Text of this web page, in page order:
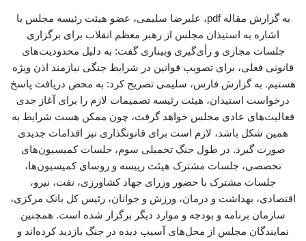
به گزارش مقاله pdf، علیرضا سلیمی، عضو هیئت رئیسه مجلس با
اشاره به استیذان مجلس از رهبر معظم انقلاب برای برگزاری
جلسات مجازی و رأی‌گیری وبیناری گفت: به دلیل محدودیت‌های
قانونی فعلی، برای تصویب قوانین در شرایط جنگی نیازمند اذن ویژه
هستیم. به گزارش فارس، سلیمی تصریح کرد: به محض دریافت پاسخ
درخواست استیذان، هیئت رئیسه تصمیمات لازم را برای آغاز جدی
فعالیت‌های عادی مجلس خواهد گرفت، چون ممکن هست شرایط به
همین شکل باشد، لازم است برای قانونگذاری نیز اقدامات جدیدی
صورت گیرد. در طول جنگ تحمیلی سوم، جلسات کمیسیون‌های
تحصصی، جلسات مشترک هیئت رییسه و روسای کمیسیون‌ها،
جلسات مشترک با حضور وزرای جهاد کشاورزی، نفت، نیرو،
اقتصادی، بهداشت و درمان، ورزش و جوانان، رئیس کل بانک مرکزی،
سازمان برنامه و بودجه و موارد دیگر برگزار شده است. همچنین
نمایندگان مجلس از محل‌های آسیب دیده در جنگ بازدید کرده‌اند و